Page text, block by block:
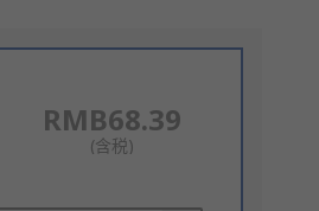
RMB68.39
(含税)